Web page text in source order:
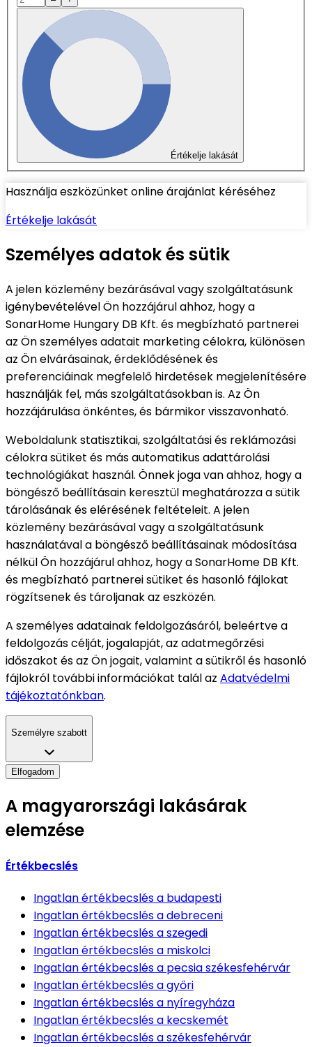
Értékelje lakását
Használja eszközünket online árajánlat kéréséhez
Értékelje lakását
Személyes adatok és sütik
A jelen közlemény bezárásával vagy szolgáltatásunk
igénybevételével Ön hozzájárul ahhoz, hogy a
SonarHome Hungary DB Kft. és megbízható partnerei
az Ön személyes adatait marketing célokra, különösen
az Ön elvárásainak, érdeklődésének és
preferenciáinak megfelelő hirdetések megjelenítésére
használják fel, más szolgáltatásokban is. Az Ön
hozzájárulása önkéntes, és bármikor visszavonható.
Weboldalunk statisztikai, szolgáltatási és reklámozási
célokra sütiket és más automatikus adattárolási
technológiákat használ. Önnek joga van ahhoz, hogy a
böngésző beállításain keresztül meghatározza a sütik
tárolásának és elérésének feltételeit. A jelen
közlemény bezárásával vagy a szolgáltatásunk
használatával a böngésző beállításainak módosítása
nélkül Ön hozzájárul ahhoz, hogy a SonarHome DB Kft.
és megbízható partnerei sütiket és hasonló fájlokat
rögzítsenek és tároljanak az eszközén.
A személyes adatainak feldolgozásáról, beleértve a
feldolgozás célját, jogalapját, az adatmegőrzési
időszakot és az Ön jogait, valamint a sütikről és hasonló
fájlokról további információkat talál az Adatvédelmi
tájékoztatónkban.
Személyre szabott
Elfogadom
A magyarországi lakásárak
elemzése
Értékbecslés
Ingatlan értékbecslésa budapesti
Ingatlan értékbecslésa debreceni
Ingatlan értékbecslésa szegedi
Ingatlan értékbecslésa miskolci
Ingatlan értékbecslésa pecsia székesfehérvár
Ingatlan értékbecslésa győri
Ingatlan értékbecslésa nyíregyháza
Ingatlan értékbecslésa kecskemét
Ingatlan értékbecslésa székesfehérvár